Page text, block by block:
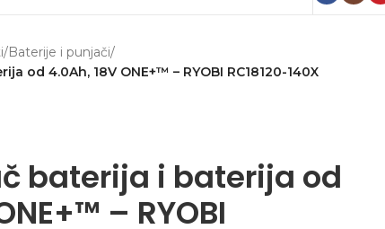
/Baterije i punjači/
od 4.0Ah, 18V ONE+™ – RYOBI RC18120-140X
baterija i baterija od
– RYOBI